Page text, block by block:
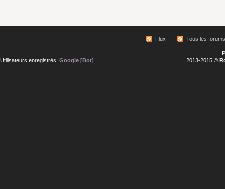
Flux Tous les forums
Utilisateurs enregistrés: Google [Bot]
2013-2015 ©